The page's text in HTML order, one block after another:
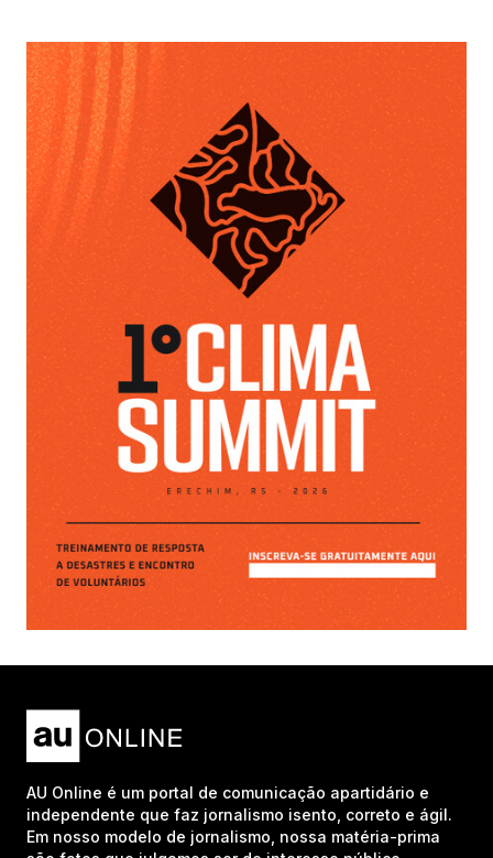
AU Online é um portal de comunicação apartidário e
independente que faz jornalismo isento, correto e ágil.
Em nosso modelo de jornalismo, nossa matéria-prima